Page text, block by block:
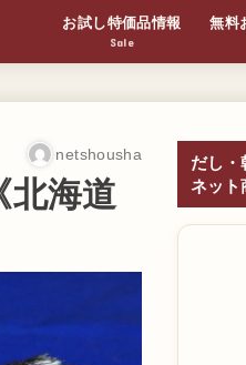
お試し特価品情報
Sale
無料
netshousha
北海道
だし・
ネット